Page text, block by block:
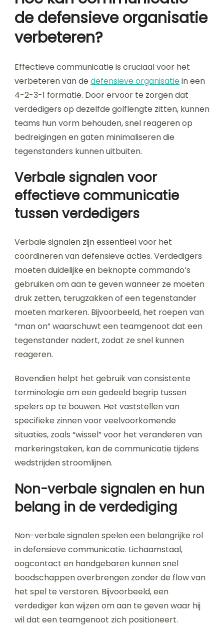
de defensieve organisatie
verbeteren?
Effectieve communicatie is cruciaal voor het
verbeteren van de defensieve organisatiein een
4-2-3-1 formatie. Door ervoor te zorgen dat
verdedigers op dezelfde golflengte zitten, kunnen
teams hun vorm behouden, snel reageren op
bedreigingen en gaten minimaliseren die
tegenstanders kunnen uitbuiten.
Verbale signalen voor
effectieve communicatie
tussen verdedigers
Verbale signalen zijn essentieel voor het
coördineren van defensieve acties. Verdedigers
moeten duidelijke en beknopte commando’s
gebruiken om aan te geven wanneer ze moeten
druk zetten, terugzakken of een tegenstander
moeten markeren. Bijvoorbeeld, het roepen van
“man on” waarschuwt een teamgenoot dat een
tegenstander nadert, zodat ze snel kunnen
reageren.
Bovendien helpt het gebruik van consistente
terminologie om een gedeeld begrip tussen
spelers op te bouwen. Het vaststellen van
specifieke zinnen voor veelvoorkomende
situaties, zoals “wissel” voor het veranderen van
markeringstaken, kan de communicatie tijdens
wedstrijden stroomlijnen.
Non-verbale signalen en hun
belang in de verdediging
Non-verbale signalen spelen een belangrijke rol
in defensieve communicatie. Lichaamstaal,
oogcontact en handgebaren kunnen snel
boodschappen overbrengen zonder de flow van
het spel te verstoren. Bijvoorbeeld, een
verdediger kan wijzen om aan te geven waar hij
wil dat een teamgenoot zich positioneert.